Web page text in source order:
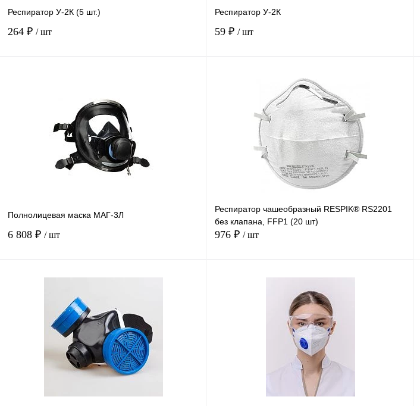
Респиратор У-2К (5 шт.)
264 ₽ / шт
Купить в
В избранное
наличии
Респиратор У-2К
59 ₽ / шт
Купить в
В избранное
Полнолицевая маска МАГ-3Л
6 808 ₽ / шт
Купить в
В избранное
Респиратор чашеобразный RESPIK® RS2201
без клапана, FFP1 (20 шт)
976 ₽ / шт
Купить в
В избранное
наличии